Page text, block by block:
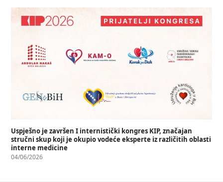
Uspješno je završen I internistički kongres KIP, značajan
stručni skup koji je okupio vodeće eksperte iz različitih oblasti
interne medicine
04/06/2026